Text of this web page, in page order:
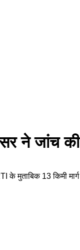
ने जांच
के मुताबिक 13 किमी